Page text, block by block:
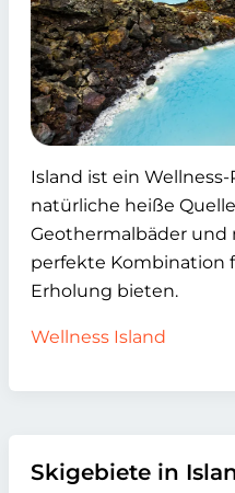
Island ist ein Wellness-
natürliche heiße
Geothermalbäder und
perfekte Kombination
Erholung bieten.
Wellness Island
Skigebiete in